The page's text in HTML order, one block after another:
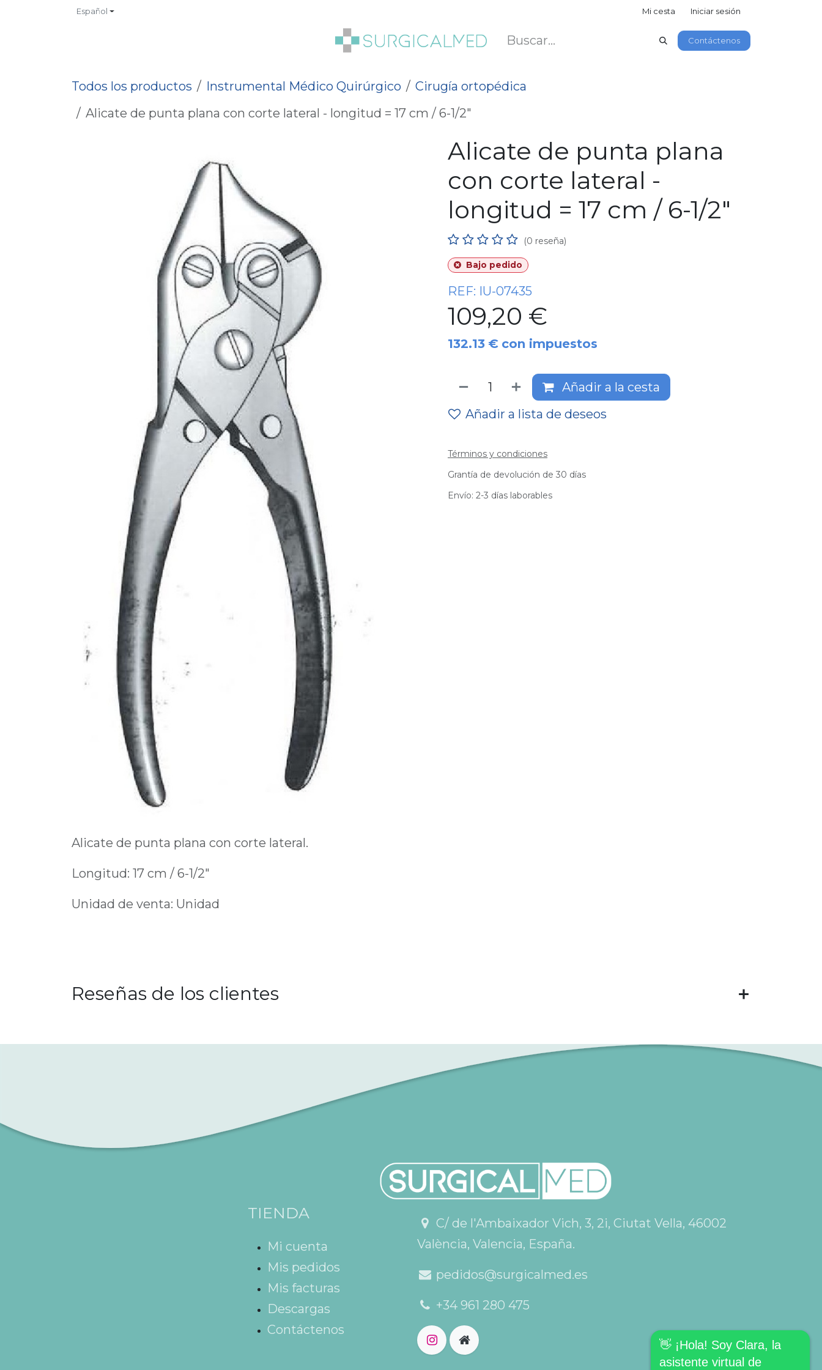
Ir al contenidoEspañol Mi cesta Iniciar sesión
Contáctenos
Todos los productos Instrumental Médico Quirúrgico
Cirugía ortopédica
Alicate de punta plana con corte lateral - longitud = 17 cm / 6-1/2"
Alicate de punta plana con corte lateral.
Longitud: 17 cm / 6-1/2"
Unidad de venta: Unidad
Alicate de punta plana
con corte lateral -
longitud = 17 cm / 6-1/2"
(0 reseña)
Bajo pedido
REF: IU-07435
109,20 €
132.13 € con impuestos
Añadir a la cesta
Añadir a lista de deseos
Términos y condiciones
Grantía de devolución de 30 días
Envío: 2-3 días laborables
Reseñas de los clientes
C/ de l'Ambaixador Vich, 3, 2i, Ciutat Vella, 46002
València, Valencia, España.
pedidos@surgicalmed.es
+34 961 280 475
TIENDA
Mi cuenta
Mis pedidos
Mis facturas
Descargas
Contáctenos
👋 ¡Hola! Soy Clara, la
asistente virtual de